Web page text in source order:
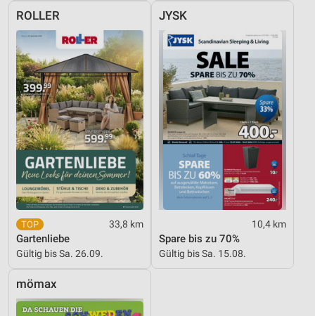
ROLLER
33,8 km
Gartenliebe
Gültig bis Sa. 26.09.
JYSK
10,4 km
Spare bis zu 70%
Gültig bis Sa. 15.08.
mömax